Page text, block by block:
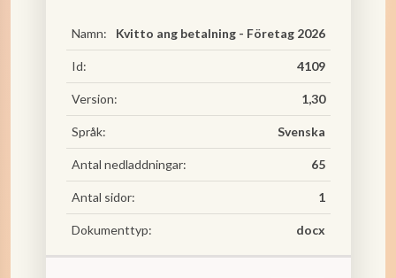
Namn: Kvitto ang betalning - Företag 2026
Id: 4109
Version: 1,30
Språk: Svenska
Antal nedladdningar: 65
Antal sidor: 1
Dokumenttyp: docx